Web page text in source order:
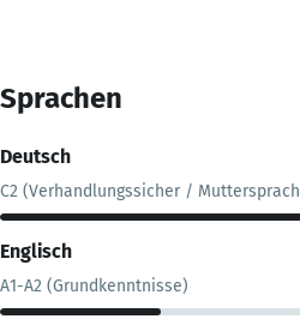
Sprachen
Deutsch
C2 (Verhandlungssicher /
Englisch
A1-A2 (Grundkenntnisse)